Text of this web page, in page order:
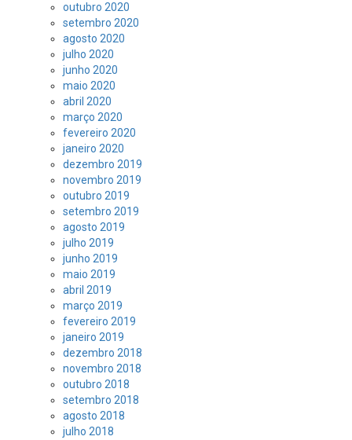
outubro 2020
setembro 2020
agosto 2020
julho 2020
junho 2020
maio 2020
abril 2020
março 2020
fevereiro 2020
janeiro 2020
dezembro 2019
novembro 2019
outubro 2019
setembro 2019
agosto 2019
julho 2019
junho 2019
maio 2019
abril 2019
março 2019
fevereiro 2019
janeiro 2019
dezembro 2018
novembro 2018
outubro 2018
setembro 2018
agosto 2018
julho 2018